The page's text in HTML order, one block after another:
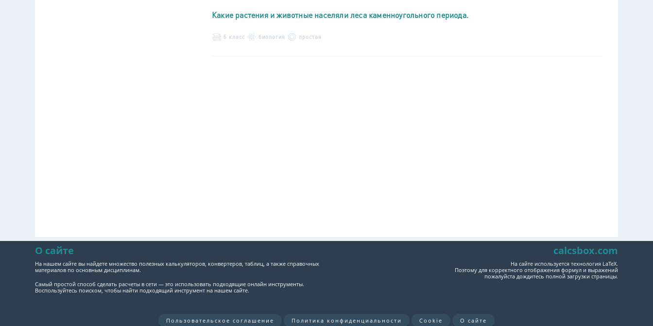
Какие растения и животные населяли леса каменноугольного периода.
5 класс биология простая
О сайте
На нашем сайте вы найдете множество полезных калькуляторов, конвертеров, таблиц, а также справочных
материалов по основным дисциплинам.
Самый простой способ сделать расчеты в сети — это использовать подходящие онлайн инструменты.
Воспользуйтесь поиском, чтобы найти подходящий инструмент на нашем сайте.
calcsbox.com
На сайте используется технология LaTeX.
Поэтому для корректного отображения формул и выражений
пожалуйста дождитесь полной загрузки страницы.
Пользовательское соглашение Политика конфиденциальности Cookie О сайте